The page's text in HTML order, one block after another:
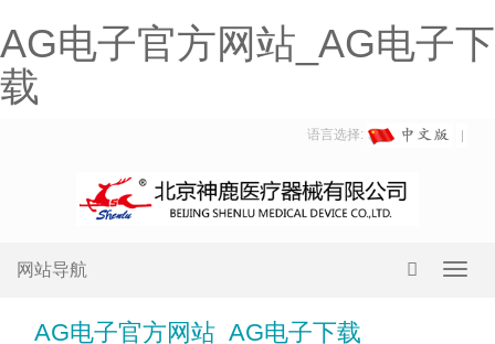
AG电子官方网站_AG电子下
载
语言选择:
网站导航
AG电子官方网站_AG电子下载